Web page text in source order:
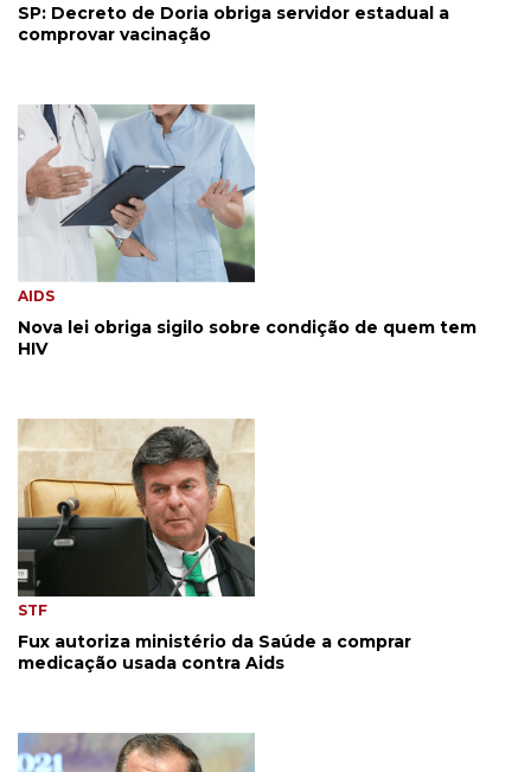
SP: Decreto de Doria obriga servidor estadual a
comprovar vacinação
AIDS
Nova lei obriga sigilo sobre condição de quem tem
HIV
STF
Fux autoriza ministério da Saúde a comprar
medicação usada contra Aids